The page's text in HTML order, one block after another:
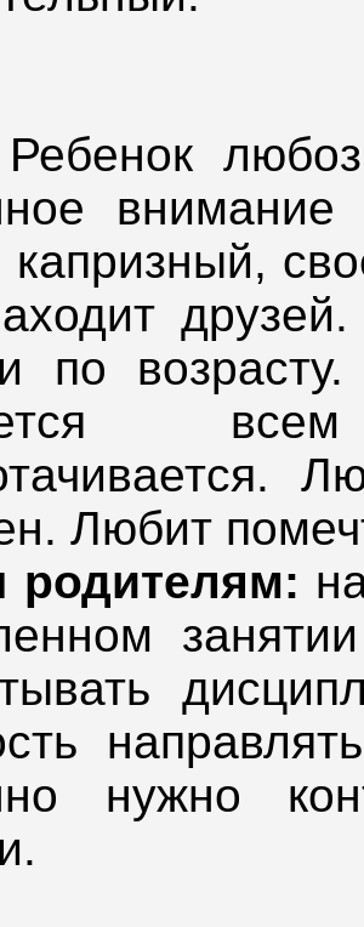
капризный,
по
Любит
родителям:
нужно